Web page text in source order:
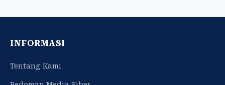
INFORMASI
Tentang Kami